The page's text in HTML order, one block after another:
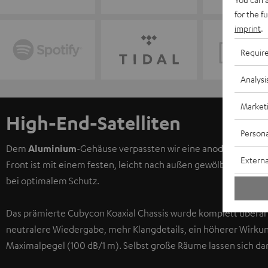
High-End-Satelliten
Dem Aluminium-Gehäuse verpassten wir eine anodisierte
Front ist mit einem festen, leicht nach außen gewölbten
bei optimalem Schutz.
Das prämierte Cubycon Koaxial Chassis wurde komplett
neutralere Wiedergabe, mehr Klangdetails, ein höherer
Maximalpegel (100 dB/1 m). Selbst große Räume lassen sich
for the
imprint